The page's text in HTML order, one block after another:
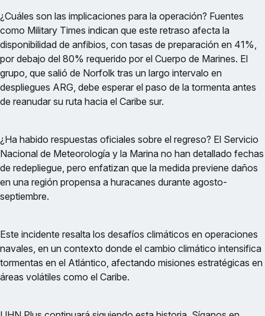
¿Cuáles son las implicaciones para la operación? Fuentes
como Military Times indican que este retraso afecta la
disponibilidad de anfibios, con tasas de preparación en 41%,
por debajo del 80% requerido por el Cuerpo de Marines. El
grupo, que salió de Norfolk tras un largo intervalo en
despliegues ARG, debe esperar el paso de la tormenta antes
de reanudar su ruta hacia el Caribe sur.
¿Ha habido respuestas oficiales sobre el regreso? El Servicio
Nacional de Meteorología y la Marina no han detallado fechas
de redepliegue, pero enfatizan que la medida previene daños
en una región propensa a huracanes durante agosto-
septiembre.
Este incidente resalta los desafíos climáticos en operaciones
navales, en un contexto donde el cambio climático intensifica
tormentas en el Atlántico, afectando misiones estratégicas en
áreas volátiles como el Caribe.